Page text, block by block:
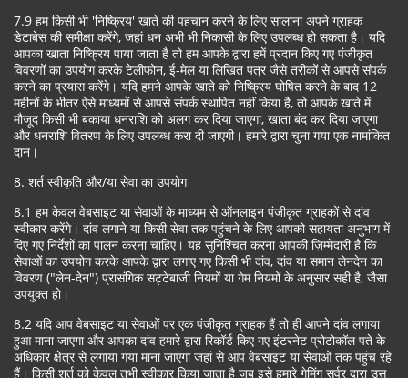
7.9 हम किसी भी 'निष्क्रिय' खाते की पहचान करने के लिए सालाना अपने ग्राहक
डेटाबेस की समीक्षा करेंगे, जहां धन अभी भी निकासी के लिए उपलब्ध हो सकता है। यदि
आपका खाता निष्क्रिय पाया जाता है तो हम आपके द्वारा हमें प्रदान किए गए पंजीकृत
विवरणों का उपयोग करके टेलीफोन, ई-मेल या लिखित पत्र जैसे तरीकों से आपसे संपर्क
करने का प्रयास करेंगे। यदि हमने आपके खाते को निष्क्रिय घोषित करने के बाद 12
महीनों के भीतर ऐसे माध्यमों से आपसे संपर्क स्थापित नहीं किया है, तो आपके खाते में
मौजूद किसी भी बकाया धनराशि को अलग कर दिया जाएगा, खाता बंद कर दिया जाएगा
और धनराशि वितरण के लिए उपलब्ध करा दी जाएगी। हमारे द्वारा चुना गया एक नामांकित
दान।
8. शर्त स्वीकृति और/या सेवा का उपयोग
8.1 हम केवल वेबसाइट या सेवाओं के माध्यम से ऑनलाइन पंजीकृत ग्राहकों से दांव
स्वीकार करेंगे। दांव लगाने या किसी सेवा तक पहुंचने के लिए आपको सहायता अनुभाग में
दिए गए निर्देशों का पालन करना चाहिए। यह सुनिश्चित करना आपकी ज़िम्मेदारी है कि
सेवाओं का उपयोग करके आपके द्वारा लगाए गए किसी भी दांव, दांव या समान लेनदेन का
विवरण ("लेन-देन") प्रासंगिक सट्टेबाजी नियमों या गेम नियमों के अनुसार सही है, जैसा
उपयुक्त हो।
8.2 यदि आप वेबसाइट या सेवाओं पर एक पंजीकृत ग्राहक हैं तो ही आपने दांव लगाया
हुआ माना जाएगा और आपका दांव हमारे द्वारा रिकॉर्ड किए गए इंटरनेट प्रोटोकॉल पते के
अधिकार क्षेत्र से लगाया गया माना जाएगा जहां से आप वेबसाइट या सेवाओं तक पहुंच रहे
हैं। किसी शर्त को केवल तभी स्वीकार किया जाता है जब इसे हमारे गेमिंग सर्वर द्वारा उस